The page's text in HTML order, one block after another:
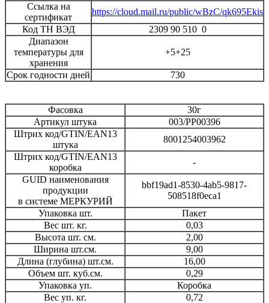
Ссылка на
сертификат
https://cloud.mail.ru/public/wBzC/qk695Ekis
Код ТН ВЭД
2309 90 510 0
Диапазон
температуры для
хранения
+5+25
Срок годности дней 730
Фасовка
30г
Артикул штука
003/PP00396
Штрих код/GTIN/EAN13
штука
8001254003962
Штрих код/GTIN/EAN13
коробка
-
GUID наименования
продукции
в системе МЕРКУРИЙ
bbf19ad1-8530-4ab5-9817-
508518f0eca1
Упаковка шт.
Пакет
Вес шт. кг.
0,03
Высота шт. см.
2,00
Ширина шт.см.
9,00
Длина (глубина) шт.см.
16,00
Объем шт. куб.см.
0,29
Упаковка уп.
Коробка
Вес уп. кг.
0,72